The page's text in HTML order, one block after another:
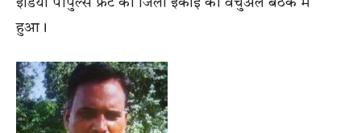
इंडिया पीपुल्स फ्रंट की जिला इकाई की वर्चुअल बैठक में
हुआ।